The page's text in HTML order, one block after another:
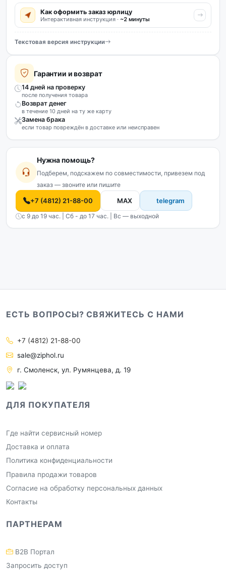
Как оформить заказ юрлицу
Интерактивная инструкция · ~2 минуты
Текстовая версия инструкции
Гарантии и возврат
14 дней на проверку
после получения товара
Возврат денег
в течение 10 дней на ту же карту
Замена брака
если товар повреждён в доставке или неисправен
Нужна помощь?
Подберем, подскажем по совместимости, привезем под
заказ — звоните или пишите
+7 (4812) 21-88-00 MAX telegram
с 9 до 19 час. | Сб - до 17 час. | Вс — выходной
ЕСТЬ ВОПРОСЫ? СВЯЖИТЕСЬ С НАМИ
+7 (4812) 21-88-00
sale@ziphol.ru
г. Смоленск, ул. Румянцева, д. 19
ДЛЯ ПОКУПАТЕЛЯ
Где найти сервисный номер
Доставка и оплата
Политика конфиденциальности
Правила продажи товаров
Согласие на обработку персональных данных
Контакты
ПАРТНЕРАМ
B2B Портал
Запросить доступ